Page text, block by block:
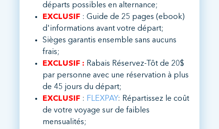
départs possibles en alternance;
EXCLUSIF : Guide de 25 pages (ebook)
d'informations avant votre départ;
Sièges garantis ensemble sans aucuns
frais;
EXCLUSIF : Rabais Réservez-Tôt de 20$
par personne avec une réservation à plus
de 45 jours du départ;
EXCLUSIF : FLEXPAY: Répartissez le coût
de votre voyage sur de faibles
mensualités;